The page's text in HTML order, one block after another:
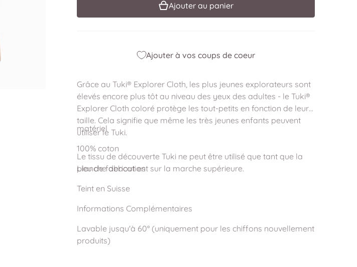
Ajouter au panier
Ajouter à vos coups de coeur
Grâce au Tuki® Explorer Cloth, les plus jeunes explorateurs sont
élevés encore plus tôt au niveau des yeux des adultes - le Tuki®
Explorer Cloth coloré protège les tout-petits en fonction de leur
taille. Cela signifie que même les très jeunes enfants peuvent
utiliser le Tuki.
Le tissu de découverte Tuki ne peut être utilisé que tant que la
planche debout est sur la marche supérieure.
matériel
100% coton
Lieu de fabrication
Teint en Suisse
Informations Complémentaires
Lavable jusqu'à 60° (uniquement pour les chiffons nouvellement
produits)